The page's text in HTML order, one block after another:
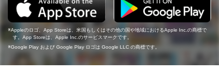
Appleのロゴ、App Storeは、米国もしくはその他の国や地域におけるApple Inc.の商標で
す。App Storeは、Apple Inc.のサービスマークです。
Google Play および Google Play ロゴは Google LLC の商標です。